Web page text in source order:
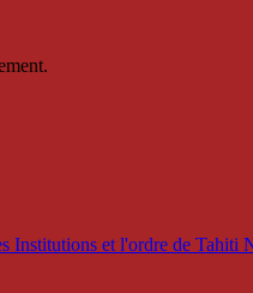
Institutions et l'ordre de Tahiti